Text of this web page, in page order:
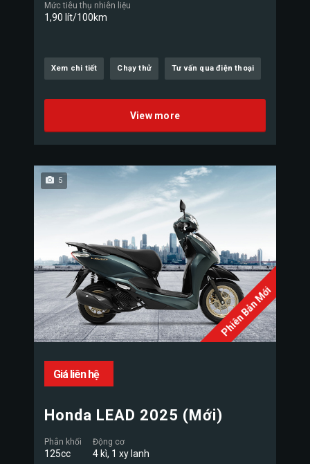
Mức tiêu thụ nhiên liệu
1,90 lít/100km
Xem chi tiết Chạy thử Tư vấn qua điện thoại
View more
Phiên Bản Mới
5
Giá liên hệ
Honda LEAD 2025 (Mới)
Phân khối
125cc
Động cơ
4 kì, 1 xy lanh